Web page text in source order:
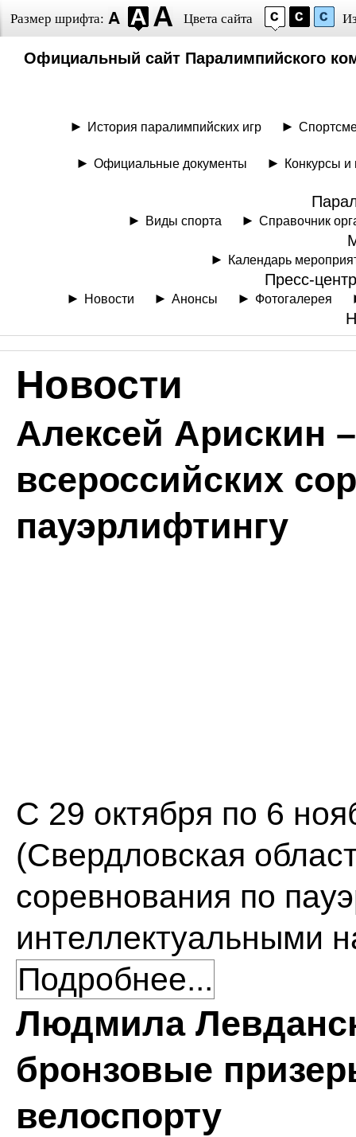
Размер шрифта: Цвета сайта
Официальный сайт Паралимпийского
История паралимпийских игр
Официальные документы Конкурсы
Виды спорта Справочник
Календарь
Пресс-центр
Новости Анонсы Фотогалерея
Новости
Алексей Арискин
всероссийских
пауэрлифтингу
С 29 октября по 6
(Свердловская
соревнования по
интеллектуальными
Подробнее...
Людмила
бронзовые
велоспорту